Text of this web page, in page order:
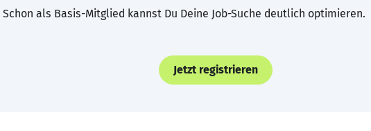
Schon als Basis-Mitglied kannst Du Deine Job-Suche deutlich optimieren.
Jetzt registrieren